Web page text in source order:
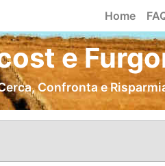
Home
e
Confronta e